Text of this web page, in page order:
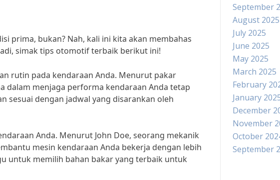
prima, bukan? Nah, kali ini kita akan membahas
simak tips otomotif terbaik berikut ini!
rutin pada kendaraan Anda. Menurut pakar
dalam menjaga performa kendaraan Anda tetap
sesuai dengan jadwal yang disarankan oleh
Anda. Menurut John Doe, seorang mekanik
mesin kendaraan Anda bekerja dengan lebih
untuk memilih bahan bakar yang terbaik untuk
September
August 2025
July 2025
June 2025
May 2025
March 2025
February
January
December
November
October
September